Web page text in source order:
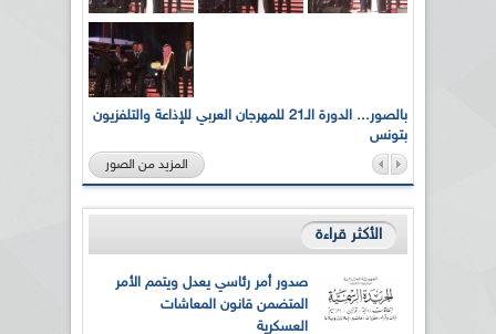
بالصور... الدورة الـ21 للمهرجان العربي للإذاعة والتلفزيون
بتونس
المزيد من الصور
الأكثر قراءة
صدور أمر رئاسي يعدل ويتمم الأمر
المتضمن قانون المعاشات
العسكرية